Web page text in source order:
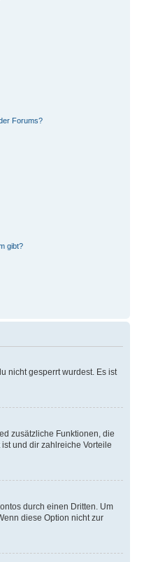
Forums?
gibt?
nicht gesperrt wurdest. Es ist
zusätzliche Funktionen, die
und dir zahlreiche Vorteile
durch einen Dritten. Um
diese Option nicht zur